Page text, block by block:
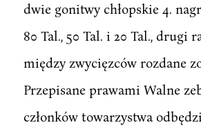
dwie gonitwy chłopskie 4.
80 Tal., 50 Tal. i 20 Tal., drugi
między zwycięzców rozdane
Przepisane prawami Walne
członków towarzystwa